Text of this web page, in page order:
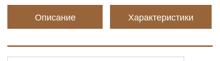
Описание Характеристики